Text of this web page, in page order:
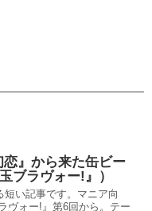
恋』から来た缶ビー
ブラヴォー!』）
短い記事です。マニア向
ヴォー!』第6回から。テー